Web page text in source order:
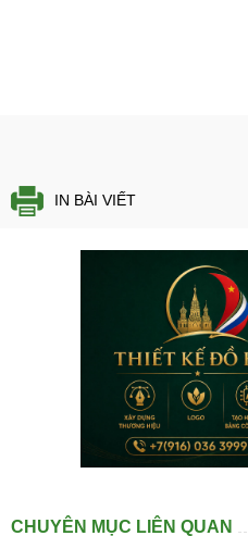
IN BÀI VIẾT
CHUYÊN MỤC LIÊN QUAN